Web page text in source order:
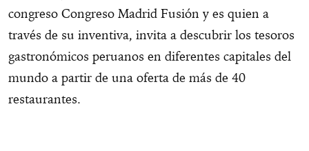
congreso Congreso Madrid Fusión y es quien a
través de su inventiva, invita a descubrir los tesoros
gastronómicos peruanos en diferentes capitales del
mundo a partir de una oferta de más de 40
restaurantes.